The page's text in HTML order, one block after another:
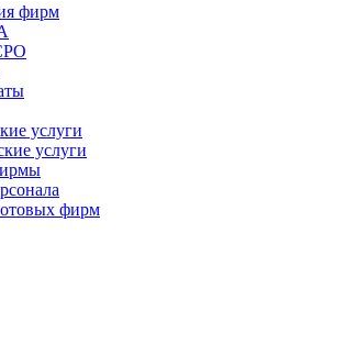
фирм
услуги
услуги
фирм